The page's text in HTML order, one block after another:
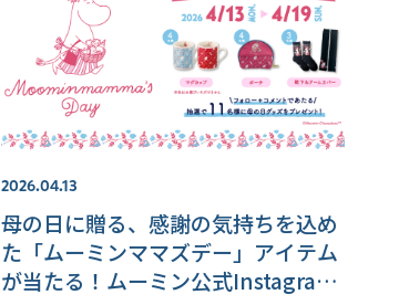
2026.04.13
母の日に贈る、感謝の気持ちを込め
た「ムーミンママズデー」アイテム
が当たる！ムーミン公式Instagram